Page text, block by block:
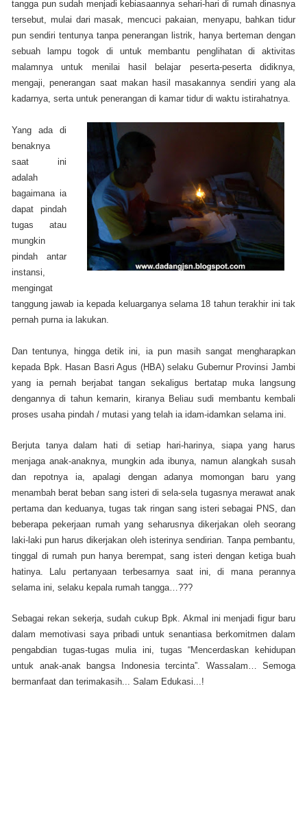
tangga pun sudah menjadi kebiasaannya sehari-hari di rumah dinasnya
tersebut, mulai dari masak, mencuci pakaian, menyapu, bahkan tidur
pun sendiri tentunya tanpa penerangan listrik, hanya berteman dengan
sebuah lampu togok di untuk membantu penglihatan di aktivitas
malamnya untuk menilai hasil belajar peserta-peserta didiknya,
mengaji, penerangan saat makan hasil masakannya sendiri yang ala
kadarnya, serta untuk penerangan di kamar tidur di waktu istirahatnya.
Yang ada di
benaknya
saat ini
adalah
bagaimana ia
dapat pindah
tugas atau
mungkin
pindah antar
instansi,
mengingat
tanggung jawab ia kepada keluarganya selama 18 tahun terakhir ini tak
pernah purna ia lakukan.
Dan tentunya, hingga detik ini, ia pun masih sangat mengharapkan
kepada Bpk. Hasan Basri Agus (HBA) selaku Gubernur Provinsi Jambi
yang ia pernah berjabat tangan sekaligus bertatap muka langsung
dengannya di tahun kemarin, kiranya Beliau sudi membantu kembali
proses usaha pindah / mutasi yang telah ia idam-idamkan selama ini.
Berjuta tanya dalam hati di setiap hari-harinya, siapa yang harus
menjaga anak-anaknya, mungkin ada ibunya, namun alangkah susah
dan repotnya ia, apalagi dengan adanya momongan baru yang
menambah berat beban sang isteri di sela-sela tugasnya merawat anak
pertama dan keduanya, tugas tak ringan sang isteri sebagai PNS, dan
beberapa pekerjaan rumah yang seharusnya dikerjakan oleh seorang
laki-laki pun harus dikerjakan oleh isterinya sendirian. Tanpa pembantu,
tinggal di rumah pun hanya berempat, sang isteri dengan ketiga buah
hatinya. Lalu pertanyaan terbesarnya saat ini, di mana perannya
selama ini, selaku kepala rumah tangga…???
Sebagai rekan sekerja, sudah cukup Bpk. Akmal ini menjadi figur baru
dalam memotivasi saya pribadi untuk senantiasa berkomitmen dalam
pengabdian tugas-tugas mulia ini, tugas “Mencerdaskan kehidupan
untuk anak-anak bangsa Indonesia tercinta”. Wassalam… Semoga
bermanfaat dan terimakasih... Salam Edukasi...!